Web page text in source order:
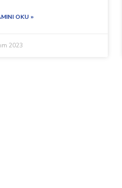
OKU »
2023